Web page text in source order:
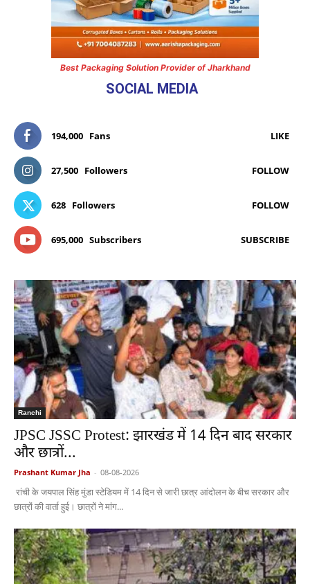
Best Packaging Solution Provider of Jharkhand
SOCIAL MEDIA
194,000 Fans LIKE
27,500 Followers FOLLOW
628 Followers FOLLOW
695,000 Subscribers SUBSCRIBE
Ranchi
JPSC JSSC Protest: झारखंड में 14 दिन बाद सरकार
और छात्रों...
Prashant Kumar Jha - 08-08-2026
रांची के जयपाल सिंह मुंडा स्टेडियम में 14 दिन से जारी छात्र आंदोलन के बीच सरकार और
छात्रों की वार्ता हुई। छात्रों ने मांग...